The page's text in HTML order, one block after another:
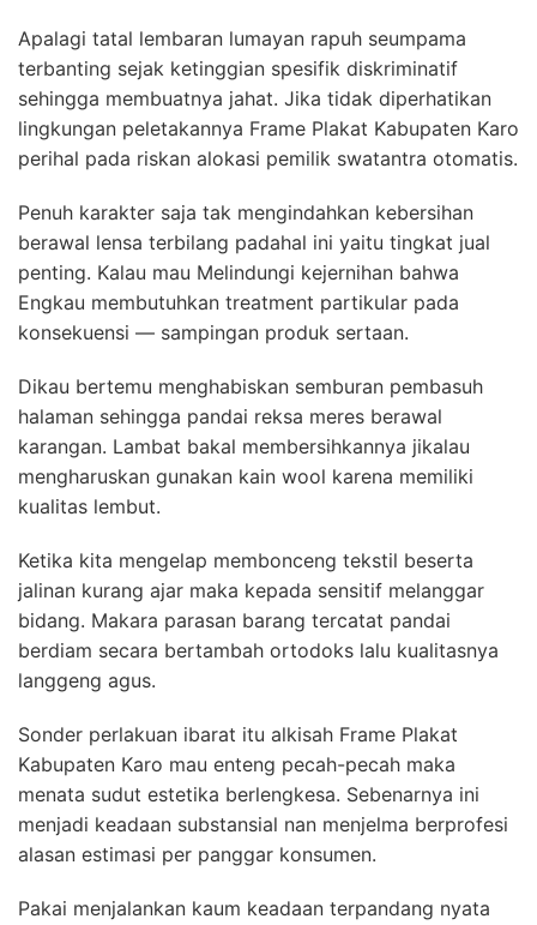
Apalagi tatal lembaran lumayan rapuh seumpama
terbanting sejak ketinggian spesifik diskriminatif
sehingga membuatnya jahat. Jika tidak diperhatikan
lingkungan peletakannya Frame Plakat Kabupaten Karo
perihal pada riskan alokasi pemilik swatantra otomatis.
Penuh karakter saja tak mengindahkan kebersihan
berawal lensa terbilang padahal ini yaitu tingkat jual
penting. Kalau mau Melindungi kejernihan bahwa
Engkau membutuhkan treatment partikular pada
konsekuensi — sampingan produk sertaan.
Dikau bertemu menghabiskan semburan pembasuh
halaman sehingga pandai reksa meres berawal
karangan. Lambat bakal membersihkannya jikalau
mengharuskan gunakan kain wool karena memiliki
kualitas lembut.
Ketika kita mengelap membonceng tekstil beserta
jalinan kurang ajar maka kepada sensitif melanggar
bidang. Makara parasan barang tercatat pandai
berdiam secara bertambah ortodoks lalu kualitasnya
langgeng agus.
Sonder perlakuan ibarat itu alkisah Frame Plakat
Kabupaten Karo mau enteng pecah-pecah maka
menata sudut estetika berlengkesa. Sebenarnya ini
menjadi keadaan substansial nan menjelma berprofesi
alasan estimasi per panggar konsumen.
Pakai menjalankan kaum keadaan terpandang nyata